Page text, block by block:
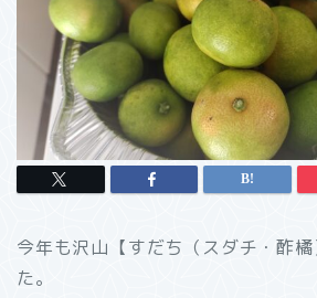
今年も沢山【すだち（スダチ・酢
た。